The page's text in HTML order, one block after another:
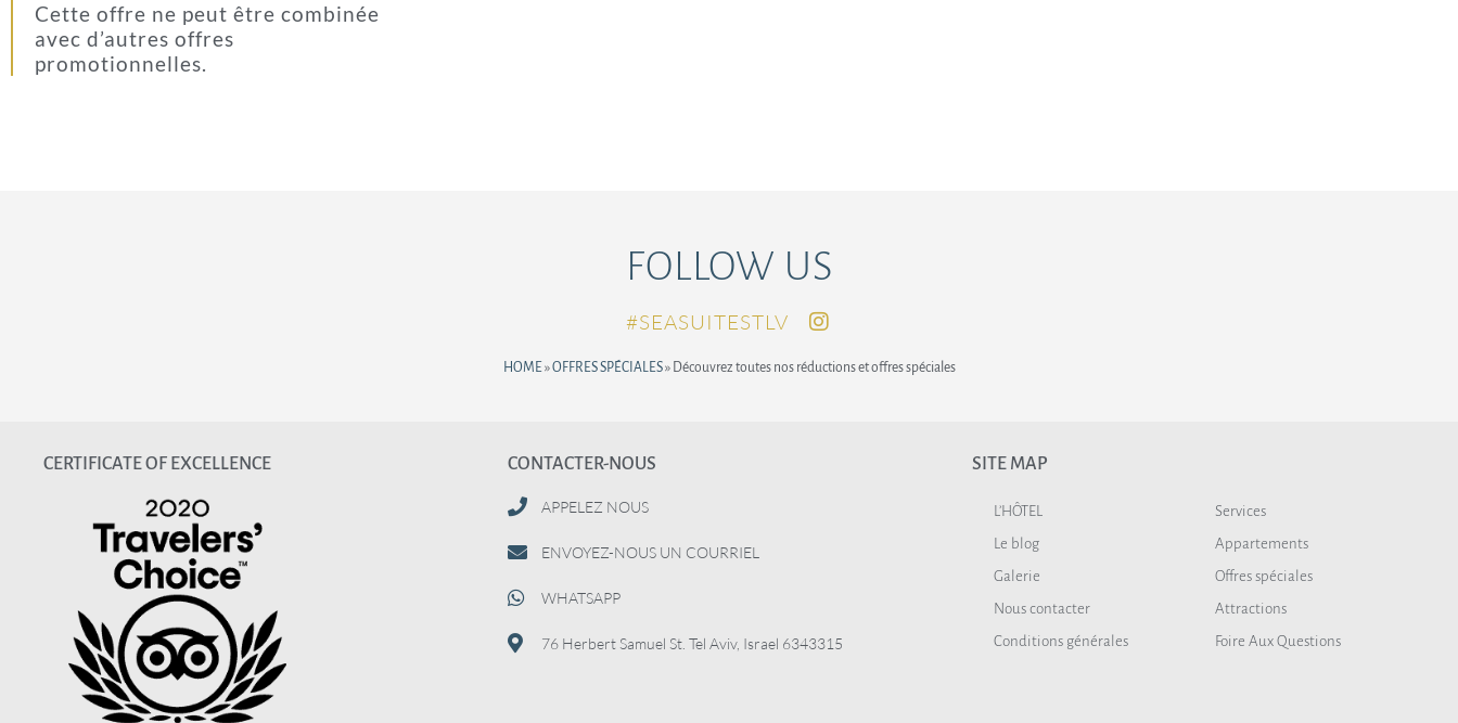
Cette offre ne peut être combinée
avec d’autres offres
promotionnelles.
FOLLOW US
SEASUITESTLV#
HOME»OFFRES SPÉCIALES» Découvrez toutes nos réductions et offres spéciales
CERTIFICATE OF EXCELLENCE CONTACTER-NOUS
APPELEZ NOUS
ENVOYEZ-NOUS UN COURRIEL
WHATSAPP
76 Herbert Samuel St. Tel Aviv, Israel 6343315
SITE MAP
L’HÔTEL
Le blog
Galerie
Nous contacter
Conditions générales
Services
Appartements
Offres spéciales
Attractions
Foire Aux Questions